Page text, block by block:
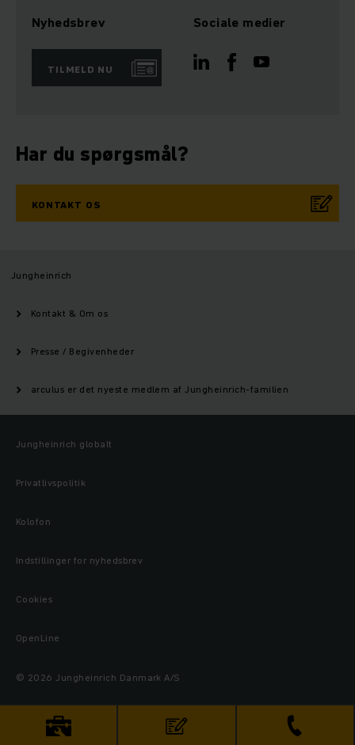
Nyhedsbrev
TILMELD NU
Sociale medier
Har du spørgsmål?
KONTAKT OS
Jungheinrich
Kontakt & Om os
Presse / Begivenheder
arculus er det nyeste medlem af Jungheinrich-familien
Jungheinrich globalt
Privatlivspolitik
Kolofon
Indstillinger for nyhedsbrev
Cookies
OpenLine
© 2026 Jungheinrich Danmark A/S